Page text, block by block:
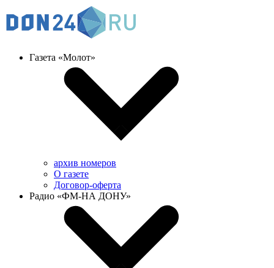
Газета «Молот»
архив номеров
О газете
Договор-оферта
Радио «ФМ-НА ДОНУ»